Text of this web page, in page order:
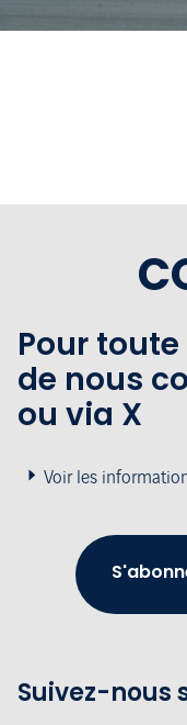
Pour
de nous
ou via X
Voir les
Suivez-nous